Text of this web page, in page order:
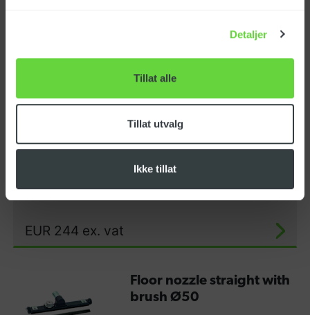
Detaljer
Tillat alle
Tillat utvalg
Ikke tillat
EUR70 ex. vat
Ø50
EUR 244 ex. vat
Floor nozzle straight with
brush Ø50